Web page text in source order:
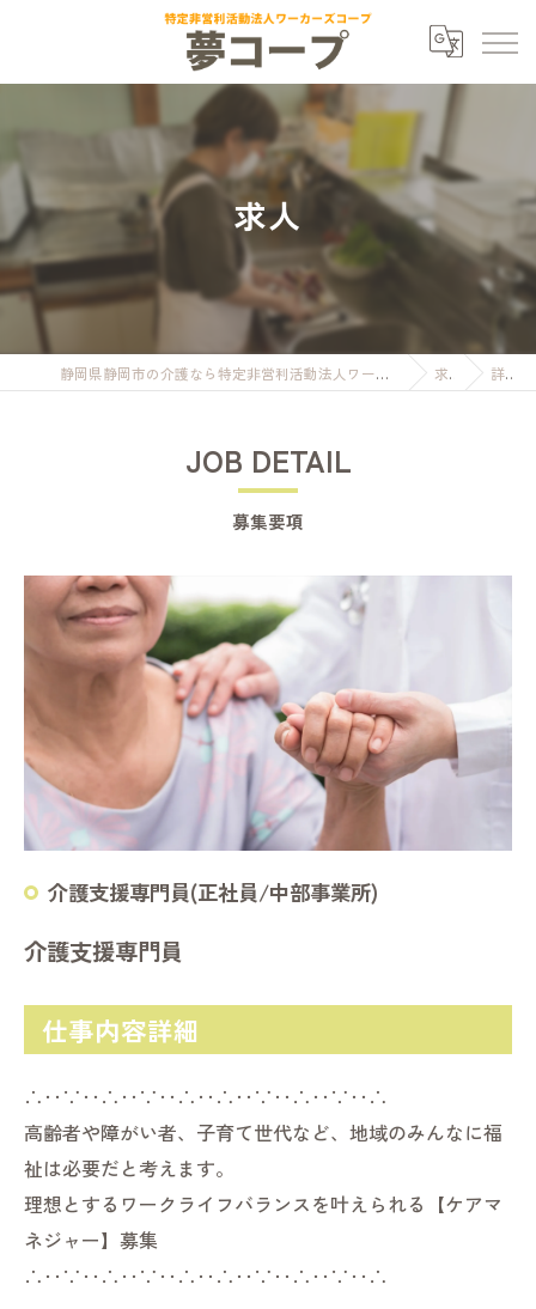
求人
静岡県静岡市の介護なら特定非営利活動法人ワーカーズコープ夢コープ 求人 詳細
募集要項
JOB DETAIL
介護支援専門員(正社員/中部事業所)
介護支援専門員
仕事内容詳細
∴‥∵‥∴‥∵‥∴‥∴‥∵‥∴‥∵‥∴
高齢者や障がい者、子育て世代など、地域のみんなに福
祉は必要だと考えます。
理想とするワークライフバランスを叶えられる【ケアマ
ネジャー】募集
∴‥∵‥∴‥∵‥∴‥∴‥∵‥∴‥∵‥∴